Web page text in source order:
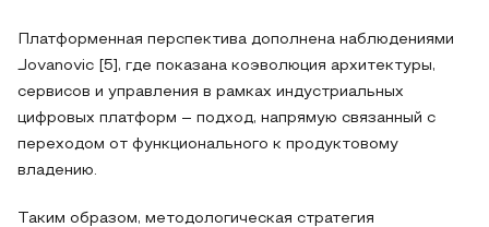
Платформенная перспектива дополнена наблюдениями
Jovanovic [5], где показана коэволюция архитектуры,
сервисов и управления в рамках индустриальных
цифровых платформ – подход, напрямую связанный с
переходом от функционального к продуктовому
владению.
Таким образом, методологическая стратегия